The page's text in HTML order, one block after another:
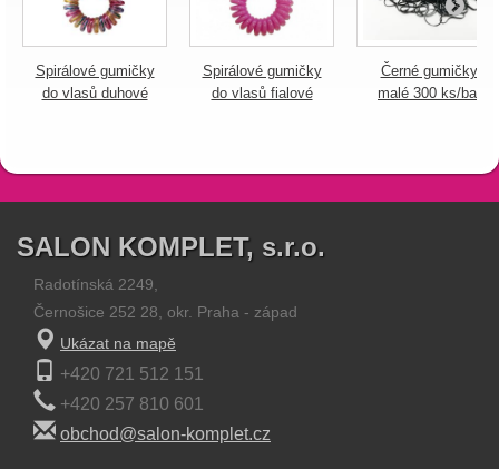
Spirálové gumičky
do vlasů duhové
Spirálové gumičky
do vlasů fialové
Černé gumičky
malé 300 ks/bal
SALON KOMPLET, s.r.o.
Radotínská 2249,
Černošice 252 28, okr. Praha - západ
Ukázat na mapě
+420 721 512 151
+420 257 810 601
obchod@salon-komplet.cz